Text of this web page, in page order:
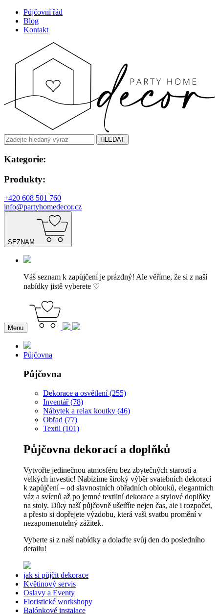
Půjčovní řád
Blog
Kontakt
HLEDAT
Kategorie:
Produkty:
+420 608 501 760
info@partyhomedecor.cz
SEZNAM
Váš seznam k zapůjčení je prázdný! Ale věříme, že si z naší
nabídky jistě vyberete ♡
Menu
Půjčovna
Půjčovna
Dekorace a osvětlení (255)
Inventář (78)
Nábytek a relax koutky (46)
Obřad (77)
Textil (101)
Půjčovna dekorací a doplňků
Vytvořte jedinečnou atmosféru bez zbytečných starostí a
velkých investic! Nabízíme široký výběr svatebních dekorací
k zapůjčení – od slavnostních obřadních oblouků, elegantních
váz a svícnů až po jemné textilní dekorace a stylové doplňky
na stoly. Díky naší půjčovně ušetříte nejen čas, ale i rozpočet,
a přesto si dopřejete výzdobu, která vaši svatbu promění v
nezapomenutelný zážitek.
Vyberte si z naší nabídky a dolaďte svůj den do posledního
detailu!
jak si půjčit dekorace
Květinový servis
Oslavy a Eventy
Floristické workshopy
Balónkové instalace